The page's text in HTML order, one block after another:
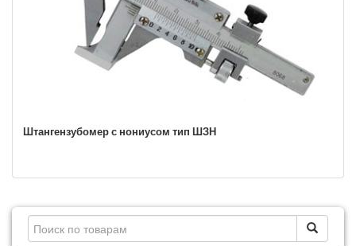
Штангензубомер с нониусом тип ШЗН